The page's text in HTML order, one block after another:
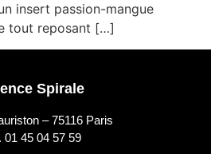
insert passion-mangue
tout reposant […]
Spirale
– 75116 Paris
01 45 04 57 59